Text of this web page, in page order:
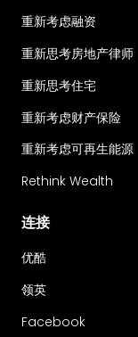
重新考虑融资
重新思考房地产律师
重新思考住宅
重新考虑财产保险
重新考虑可再生能源
Rethink Wealth
连接
优酷
领英
Facebook